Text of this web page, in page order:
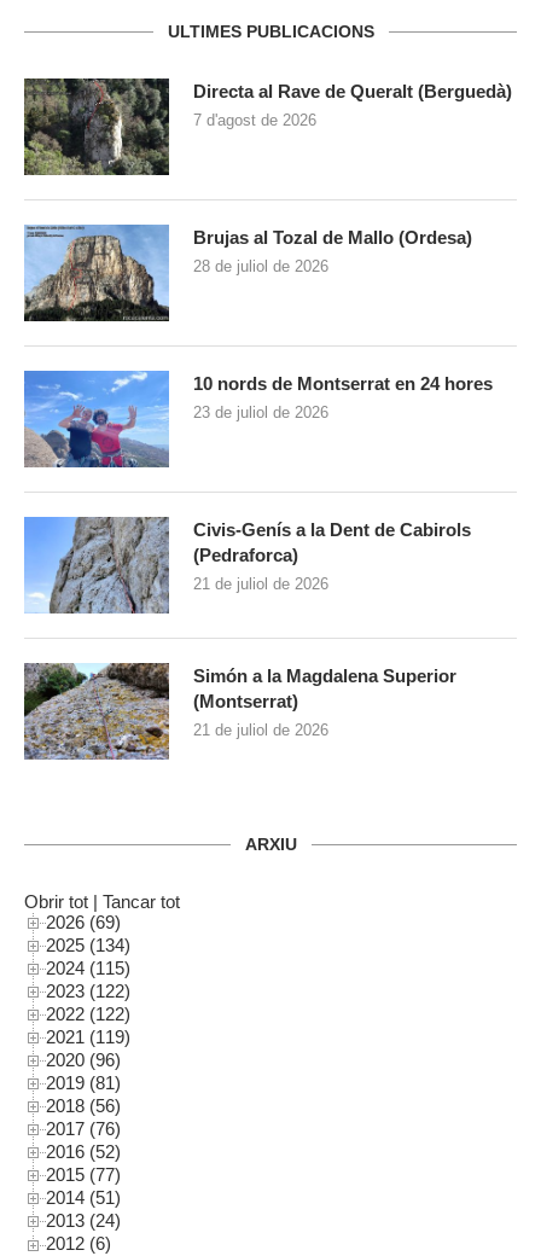
ULTIMES PUBLICACIONS
Directa al Rave de Queralt (Berguedà)
7 d'agost de 2026
Brujas al Tozal de Mallo (Ordesa)
28 de juliol de 2026
10 nords de Montserrat en 24 hores
23 de juliol de 2026
Civis-Genís a la Dent de Cabirols
(Pedraforca)
21 de juliol de 2026
Simón a la Magdalena Superior
(Montserrat)
21 de juliol de 2026
ARXIU
Obrir tot | Tancar tot
2026 (69)
2025 (134)
2024 (115)
2023 (122)
2022 (122)
2021 (119)
2020 (96)
2019 (81)
2018 (56)
2017 (76)
2016 (52)
2015 (77)
2014 (51)
2013 (24)
2012 (6)